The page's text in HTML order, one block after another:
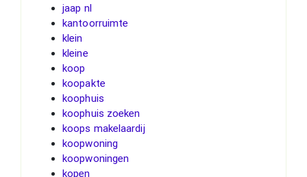
jaap nl
kantoorruimte
klein
kleine
koop
koopakte
koophuis
koophuis zoeken
koops makelaardij
koopwoning
koopwoningen
kopen